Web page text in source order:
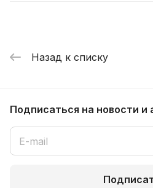
Назад к списку
Подписаться на новости и